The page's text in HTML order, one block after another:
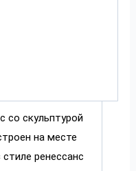
со скульптурой
на месте
ренессанс